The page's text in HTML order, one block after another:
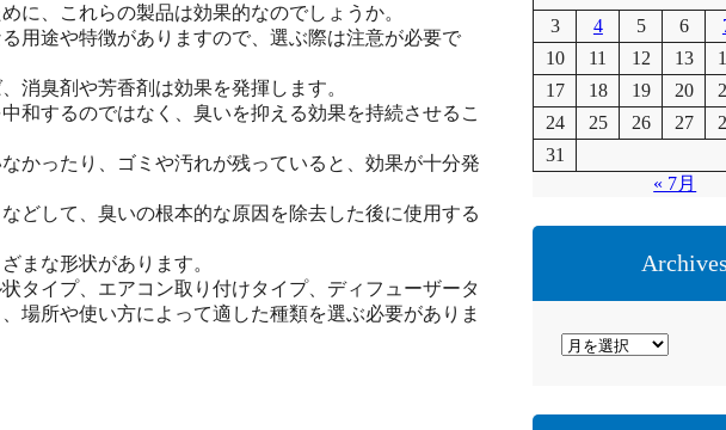
に、これらの製品は効果的なのでしょうか。
用途や特徴がありますので、選ぶ際は注意が必要で
消臭剤や芳香剤は効果を発揮します。
和するのではなく、臭いを抑える効果を持続させるこ
かったり、ゴミや汚れが残っていると、効果が十分発
どして、臭いの根本的な原因を除去した後に使用する
まな形状があります。
タイプ、エアコン取り付けタイプ、ディフューザータ
場所や使い方によって適した種類を選ぶ必要がありま
3 4 5 6
10
11 12 13
17
18 19 20
24
25 26 27
31
« 7月
ア
カ